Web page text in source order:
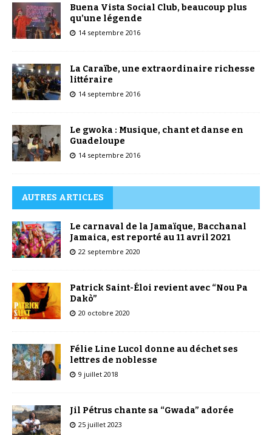
Buena Vista Social Club, beaucoup plus
qu’une légende
14 septembre 2016
La Caraïbe, une extraordinaire richesse
littéraire
14 septembre 2016
Le gwoka : Musique, chant et danse en
Guadeloupe
14 septembre 2016
AUTRES ARTICLES
Le carnaval de la Jamaïque, Bacchanal
Jamaica, est reporté au 11 avril 2021
22 septembre 2020
Patrick Saint-Éloi revient avec “Nou Pa
Dakò”
20 octobre 2020
Félie Line Lucol donne au déchet ses
lettres de noblesse
9 juillet 2018
Jil Pétrus chante sa “Gwada” adorée
25 juillet 2023